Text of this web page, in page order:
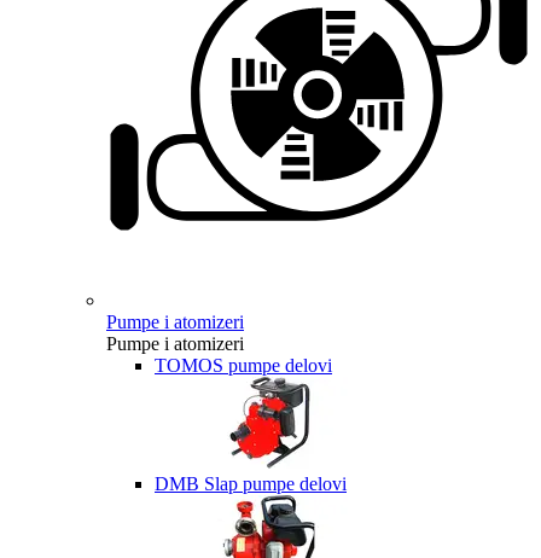
Pumpe i atomizeri
Pumpe i atomizeri
TOMOS pumpe delovi
DMB Slap pumpe delovi